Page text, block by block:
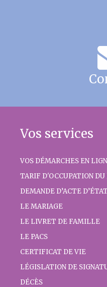
Vos services
VOS DÉMARCHES EN
TARIF D'OCCUPATION
DEMANDE D’ACTE
LE MARIAGE
LE LIVRET DE FAMILLE
LE PACS
CERTIFICAT DE VIE
LÉGISLATION DE
DÉCÈS